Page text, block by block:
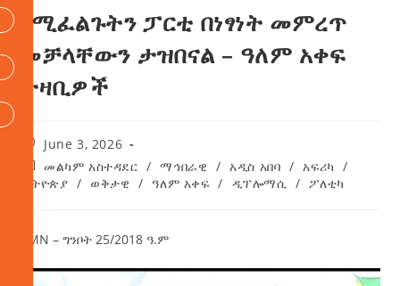
የሚፈልጉትን ፓርቲ በነፃነት መምረጥ
መቻላቸውን ታዝበናል – ዓለም አቀፍ
ታዛቢዎች
June 3, 2026
መልካም አስተዳደር / ማኅበራዊ / አዲስ አበባ / አፍሪካ /
ኢትዮጵያ / ወቅታዊ / ዓለም አቀፍ / ዲፕሎማሲ / ፖለቲካ
AMN – ግንቦት 25/2018 ዓ.ም